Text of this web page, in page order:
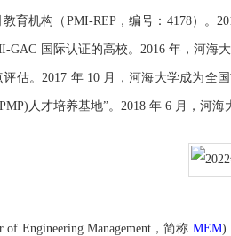
育机构（PMI-REP，编号：4178）。
GAC 国际认证的高校。2016 年，河海
估。2017 年 10 月，河海大学成为全
人才培养基地”。2018 年 6 月，河
Engineering Management，简称 MEM)